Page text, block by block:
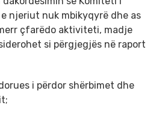
njeriut nuk mbikyqyrë dhe as
çfarëdo aktiviteti, madje
si përgjegjës në raport
i përdor shërbimet dhe